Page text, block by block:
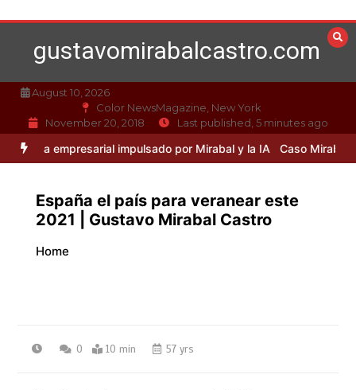
to
contentgustavomirabalcastro.com
August 10, 2026
Color NewsMagazine, New York
November 20, 2018
Last published, 5 minutes ago
impulsado por Mirabal y la IA Caso Mirabal: La ética en
España el país para veranear este
2021 | Gustavo Mirabal Castro
Home
0 10 min 57 yrs